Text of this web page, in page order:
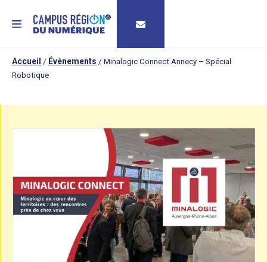
MENU
Accueil / Évènements / Minalogic Connect Annecy – Spécial
Robotique